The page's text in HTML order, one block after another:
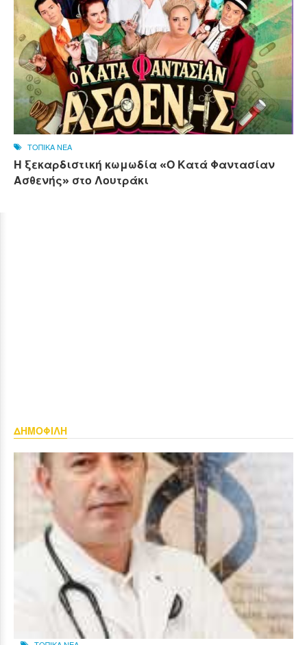
ΤΟΠΙΚΑ ΝΕΑ
Η ξεκαρδιστική κωμωδία «Ο Κατά Φαντασίαν
Ασθενής» στο Λουτράκι
ΔΗΜΟΦΙΛΗ